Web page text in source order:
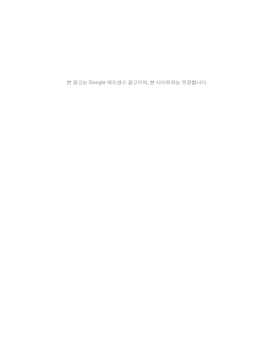
본 광고는 Google 애드센스 광고이며, 본 사이트와는 무관합니다.